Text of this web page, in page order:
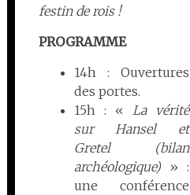
festin de rois !
PROGRAMME
14h : Ouvertures
des portes.
15h : « La vérité
sur Hansel et
Gretel (bilan
archéologique)» :
une conférence